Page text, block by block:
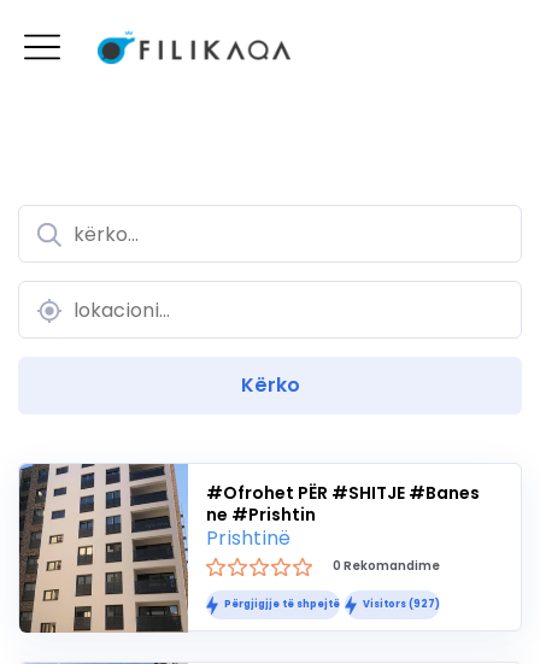
#Ofrohet PËR ‪‎#SHITJE #Banes
ne #Prishtin
Prishtinë
0 Rekomandime
Përgjigjje të shpejtë Visitors (927)